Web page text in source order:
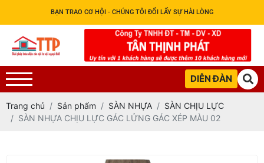
BẠN TRAO CƠ HỘI - CHÚNG TÔI ĐỔI LẤY SỰ HÀI LÒNG
DIỄN ĐÀN
Trang chủ Sản phẩm SÀN NHỰA
SÀN CHỊU LỰC
SÀN NHỰA CHỊU LỰC GÁC LỬNG GÁC XÉP MÀU 02